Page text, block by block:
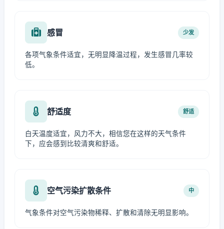
感冒 少发
各项气象条件适宜，无明显降温过程，发生感冒几率较
低。
舒适度 舒适
白天温度适宜，风力不大，相信您在这样的天气条件
下，应会感到比较清爽和舒适。
空气污染扩散条件 中
气象条件对空气污染物稀释、扩散和清除无明显影响。